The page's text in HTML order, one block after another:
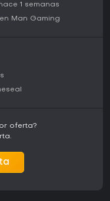
hace 1 semanas
Man Gaming
oferta?